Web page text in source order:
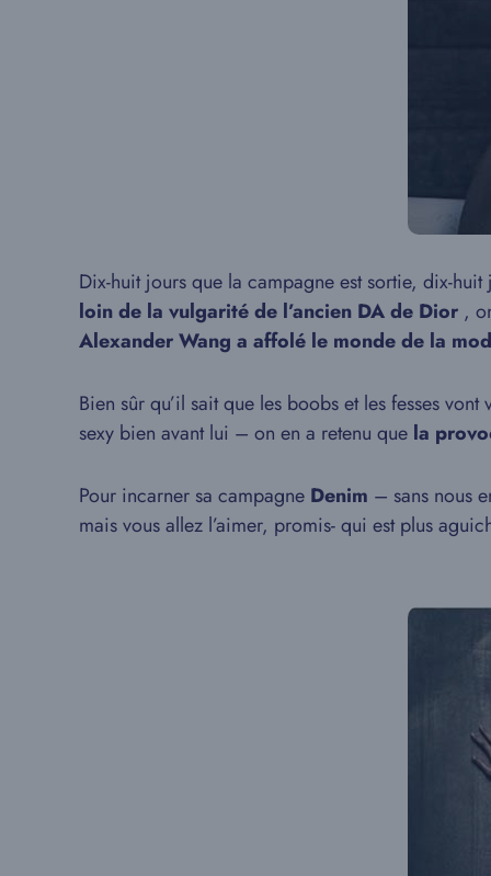
Dix-huit jours que la campagne est sortie, dix-
loin de la vulgarité de l’ancien DA de Dior ,
Alexander Wang a affolé le monde de la
Bien sûr qu’il sait que les boobs et les fesses
sexy bien avant lui – on en a retenu que la
Pour incarner sa campagne Denim – sans nous
mais vous allez l’aimer, promis- qui est plus